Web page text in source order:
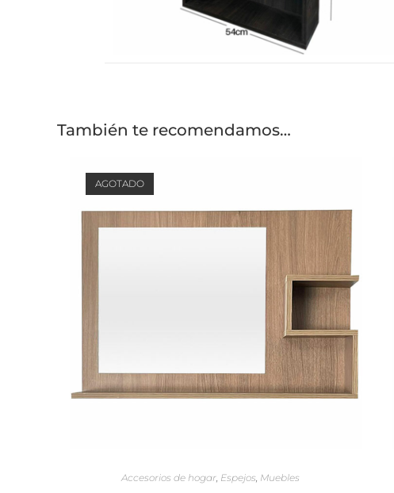
También te recomendamos…
AGOTADO
Accesorios de hogar,Espejos,Muebles